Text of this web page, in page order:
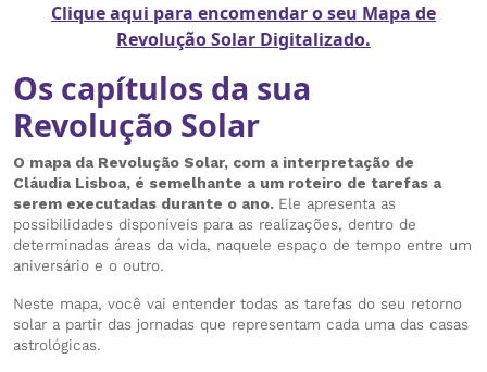
Clique aqui para encomendar o seu Mapa de
Revolução Solar Digitalizado.
Os capítulos da sua
Revolução Solar
O mapa da Revolução Solar, com a interpretação de
Cláudia Lisboa, é semelhante a um roteiro de tarefas a
serem executadas durante o ano. Ele apresenta as
possibilidades disponíveis para as realizações, dentro de
determinadas áreas da vida, naquele espaço de tempo entre um
aniversário e o outro.
Neste mapa, você vai entender todas as tarefas do seu retorno
solar a partir das jornadas que representam cada uma das casas
astrológicas.